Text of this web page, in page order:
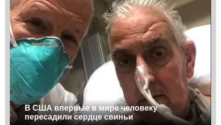
В США впервые в мире человеку
пересадили сердце свиньи